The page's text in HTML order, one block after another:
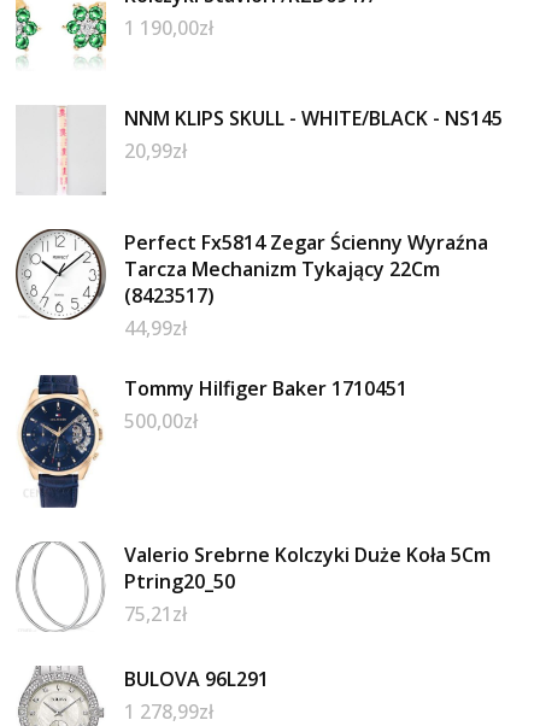
1 190,00zł
NNM KLIPS SKULL - WHITE/BLACK - NS145
20,99zł
Perfect Fx5814 Zegar Ścienny Wyraźna
Tarcza Mechanizm Tykający 22Cm
(8423517)
44,99zł
Tommy Hilfiger Baker 1710451
500,00zł
Valerio Srebrne Kolczyki Duże Koła 5Cm
Ptring20_50
75,21zł
BULOVA 96L291
1 278,99zł